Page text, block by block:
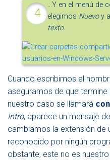
…Y en el menú de
elegimos Nuevoy
texto.
Cuando escribimos el
aseguramos de que
nuestro caso se llamará
Intro, aparece un mensaje
cambiamos la extensión de
reconocido por ningún
obstante, este no es